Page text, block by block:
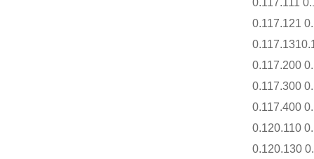
0.117.111
0.117.121
0.117.200
0.117.300
0.117.400
0.120.110
0.120.130